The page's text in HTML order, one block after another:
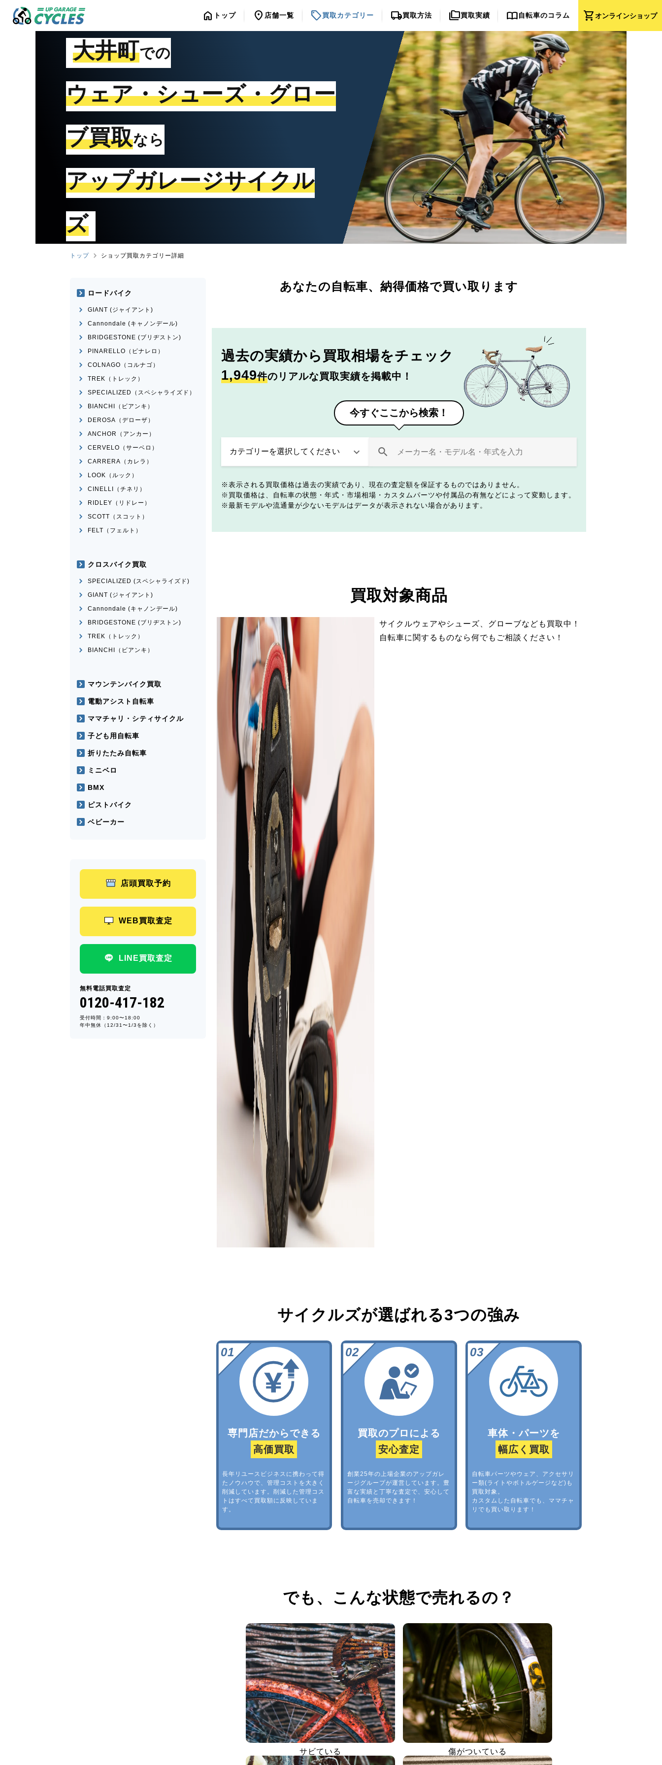
shopping_cartオンラインショップ
home トップ location_on 店舗一覧 sell買取カテゴリー local_shipping買取方法 folder_copy買取実績 import_contacts自転車のコラム
大井町での
ウェア・シューズ・グロー
ブ買取なら
アップガレージサイクル
ズ
トップ ショップ買取カテゴリー詳細
あなたの自転車、 納得価格で買い取ります
過去の実績から 買取相場をチェック
1,949件のリアルな買取実績を掲載中！
今すぐここから検索！
表示される買取価格は過去の実績であり、現在の査定額を保証するものではありません。
買取価格は、自転車の状態・年式・市場相場・カスタムパーツや付属品の有無などによって変動します。
最新モデルや流通量が少ないモデルはデータが表示されない場合があります。
買取対象商品
サイクルウェアやシューズ、グローブなども買取中！
自転車に関するものなら何でもご相談ください！
サイクルズが選ばれる3つの強み
専門店だからできる
高価買取
長年リユースビジネスに携わって得
たノウハウで、管理コストを大きく
削減しています。削減した管理コス
トはすべて買取額に反映していま
す。
買取のプロによる
安心査定
創業25年の上場企業のアップガレ
ージグループが運営しています。豊
富な実績と丁寧な査定で、安心して
自転車を売却できます！
車体・パーツを
幅広く買取
自転車パーツやウェア、アクセサリ
ー類(ライトやボトルゲージなど)も
買取対象。
カスタムした自転車でも、ママチャ
リでも買い取ります！
でも、 こんな状態で売れるの？
サビている 傷がついている
ロードバイク
GIANT (ジャイアント)
Cannondale (キャノンデール)
BRIDGESTONE (ブリヂストン)
PINARELLO（ピナレロ）
COLNAGO（コルナゴ）
TREK（トレック）
SPECIALIZED（スペシャライズド）
BIANCHI（ビアンキ）
DEROSA（デローザ）
ANCHOR（アンカー）
CERVELO（サーベロ）
CARRERA（カレラ）
LOOK（ルック）
CINELLI（チネリ）
RIDLEY（リドレー）
SCOTT（スコット）
FELT（フェルト）
クロスバイク買取
SPECIALIZED (スペシャライズド)
GIANT (ジャイアント)
Cannondale (キャノンデール)
BRIDGESTONE (ブリヂストン)
TREK（トレック）
BIANCHI（ビアンキ）
マウンテンバイク買取
電動アシスト自転車
ママチャリ・シティサイクル
子ども用自転車
折りたたみ自転車
ミニベロ
BMX
ピストバイク
ベビーカー
店頭買取予約
WEB買取査定
LINE買取査定
無料電話買取査定
0120-417-182
受付時間：9:00〜18:00
年中無休（12/31〜1/3を除く）